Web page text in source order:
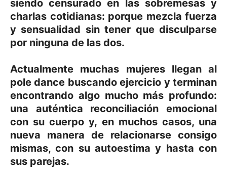
siendo censurado en las sobremesas y
charlas cotidianas: porque mezcla fuerza
y sensualidad sin tener que disculparse
por ninguna de las dos.
Actualmente muchas mujeres llegan al
pole dance buscando ejercicio y terminan
encontrando algo mucho más profundo:
una auténtica reconciliación emocional
con su cuerpo y, en muchos casos, una
nueva manera de relacionarse consigo
mismas, con su autoestima y hasta con
sus parejas.